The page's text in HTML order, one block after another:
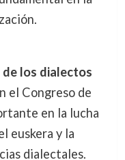
los dialectos
el Congreso de
en la lucha
euskera y la
dialectales.